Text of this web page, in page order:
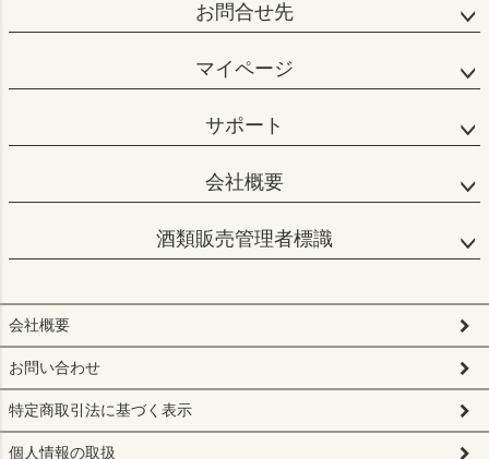
お問合せ先
マイページ
サポート
会社概要
酒類販売管理者標識
会社概要
お問い合わせ
特定商取引法に基づく表示
個人情報の取扱